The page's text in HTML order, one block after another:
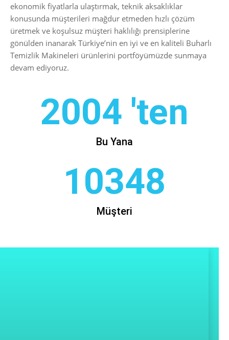
ekonomik fiyatlarla ulaştırmak, teknik aksaklıklar
konusunda müşterileri mağdur etmeden hızlı çözüm
üretmek ve koşulsuz müşteri haklılığı prensiplerine
gönülden inanarak Türkiye’nin en iyi ve en kaliteli Buharlı
Temizlik Makineleri ürünlerini portföyümüzde sunmaya
devam ediyoruz.
2004 'ten
Bu Yana
10348
Müşteri